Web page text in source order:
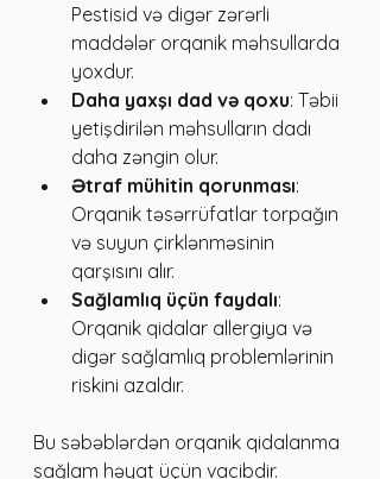
Pestisid və digər zərərli
maddələr orqanik məhsullarda
yoxdur.
Daha yaxşı dad və qoxu: Təbii
yetişdirilən məhsulların dadı
daha zəngin olur.
Ətraf mühitin qorunması:
Orqanik təsərrüfatlar torpağın
və suyun çirklənməsinin
qarşısını alır.
Sağlamlıq üçün faydalı:
Orqanik qidalar allergiya və
digər sağlamlıq problemlərinin
riskini azaldır.
Bu səbəblərdən orqanik qidalanma
sağlam həyat üçün vacibdir.